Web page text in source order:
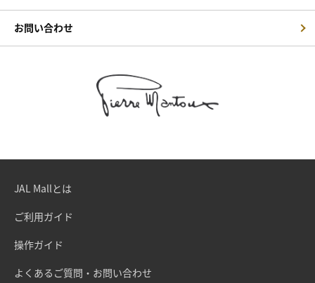
お問い合わせ
JAL Mallとは
ご利用ガイド
操作ガイド
よくあるご質問・お問い合わせ